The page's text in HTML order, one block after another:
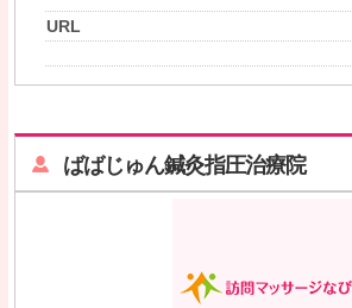
URL
ばばじゅん鍼灸指圧治療院